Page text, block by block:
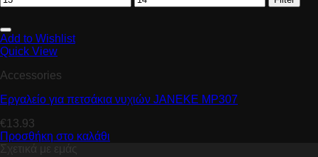
Add to Wishlist
Quick View
Accessories
Eργαλείο για πετσάκια νυχιών JANEKE ΜP307
€13.93
Προσθήκη στο καλάθι
Σχετικά με εμάς